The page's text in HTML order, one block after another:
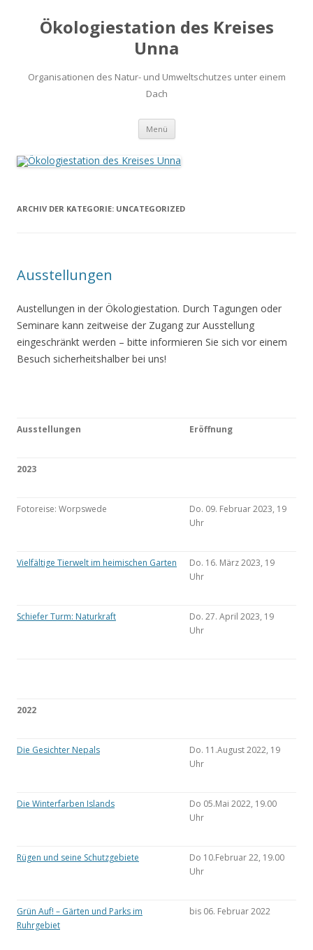
Ökologiestation des Kreises
Unna
Organisationen des Natur- und Umweltschutzes unter einem
Dach
Menü Zum
springen
ARCHIV DER KATEGORIE: UNCATEGORIZED
Ausstellungen
Austellungen in der Ökologiestation. Durch Tagungen oder
Seminare kann zeitweise der Zugang zur Ausstellung
eingeschränkt werden – bitte informieren Sie sich vor einem
Besuch sicherheitshalber bei uns!
Ausstellungen Eröffnung
2023
Fotoreise: Worpswede
Do. 09. Februar 2023, 19
Uhr
Vielfältige Tierwelt im heimischen Garten
Do. 16. März 2023, 19
Uhr
Schiefer Turm: Naturkraft
Do. 27. April 2023, 19
Uhr
2022
Die Gesichter Nepals
Do. 11.August 2022, 19
Uhr
Die Winterfarben Islands
Do 05.Mai 2022, 19.00
Uhr
Rügen und seine Schutzgebiete
Do 10.Februar 22, 19.00
Uhr
Grün Auf! – Gärten und Parks im
Ruhrgebiet
bis 06. Februar 2022